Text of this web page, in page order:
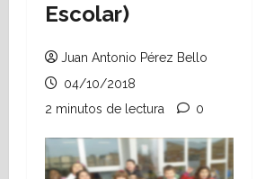
Escolar)
Juan Antonio Pérez Bello
04/10/2018
2 minutos de lectura
0